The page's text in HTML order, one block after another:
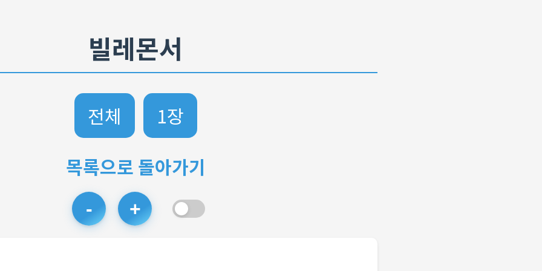
빌레몬서
전체
1장
목록으로 돌아가기
- +